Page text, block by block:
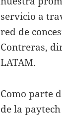
servicio a
red de
Contreras,
LATAM.
Como parte
de la